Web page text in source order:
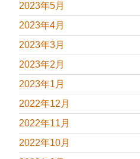
2023年5月
2023年4月
2023年3月
2023年2月
2023年1月
2022年12月
2022年11月
2022年10月